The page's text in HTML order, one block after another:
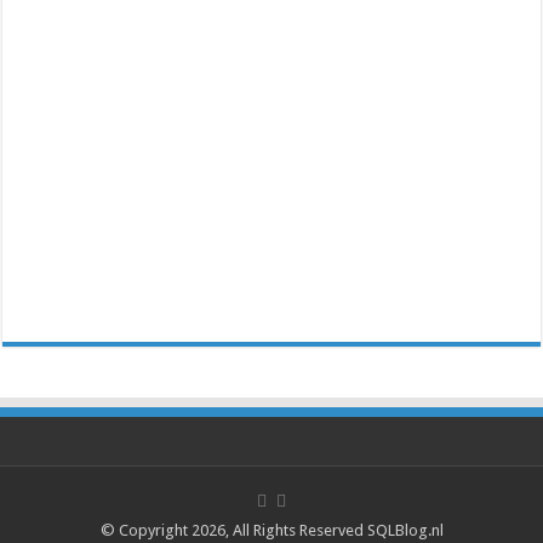
© Copyright 2026, All Rights Reserved SQLBlog.nl